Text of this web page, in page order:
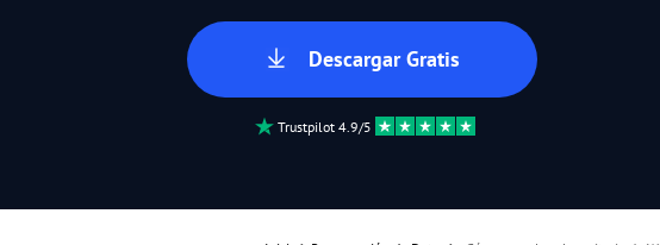
Descargar Gratis
Trustpilot 4.9/5